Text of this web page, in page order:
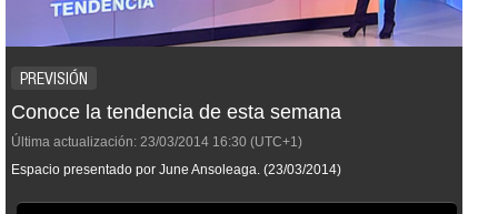
PREVISIÓN
Conoce la tendencia de esta semana
Última actualización: 23/03/2014 16:30 (UTC+1)
Espacio presentado por June Ansoleaga. (23/03/2014)